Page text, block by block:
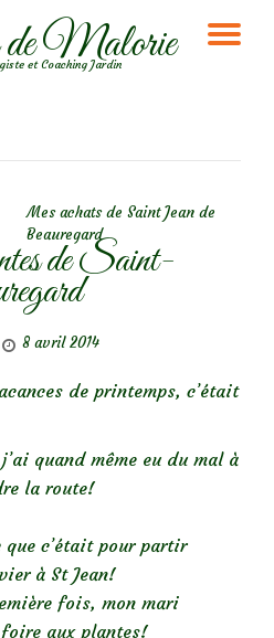
Malorie
et Coaching Jardin
Mes achats de Saint Jean de
Beauregard
de Saint-
8 avril 2014
de printemps, c’était
quand même eu du mal à
la route!
c’était pour partir
à St Jean!
fois, mon mari
foire aux plantes!